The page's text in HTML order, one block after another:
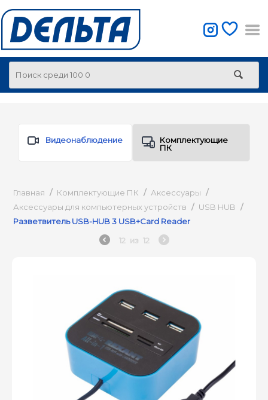
Видеонаблюдение
Комплектующие
ПК
Главная / Комплектующие ПК / Аксессуары /
Аксессуары для компьютерных устройств / USB HUB /
Разветвитель USB-HUB 3 USB+Card Reader
12 из 12